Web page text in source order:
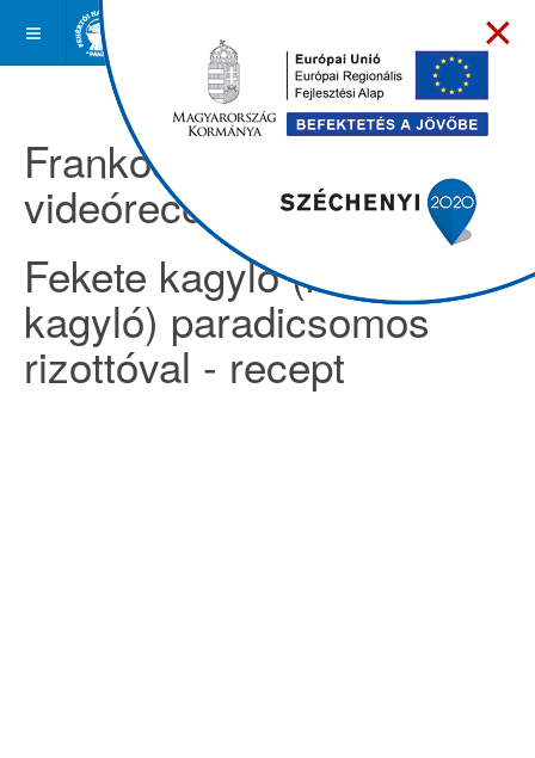
Frankóságok -
videóreceptek
Fekete kagyló (kék
kagyló) paradicsomos
rizottóval - recept
×